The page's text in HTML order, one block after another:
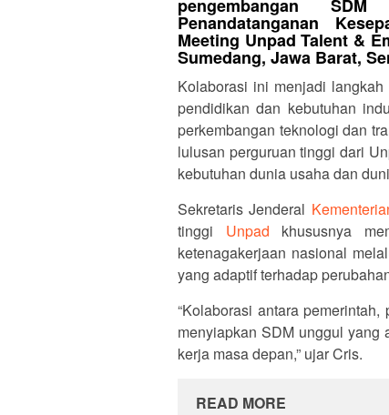
pengembangan
Penandatanganan
Meeting Unpad Talent &
Sumedang, Jawa Barat,
Kolaborasi ini menjadi
pendidikan dan kebutuhan
perkembangan teknologi dan
lulusan perguruan tinggi dari
kebutuhan dunia usaha dan
Sekretaris Jenderal
tinggi Unpad khususnya
ketenagakerjaan nasional
yang adaptif terhadap
“Kolaborasi antara
menyiapkan SDM unggul yang
kerja masa depan,” ujar Cris.
READ MORE